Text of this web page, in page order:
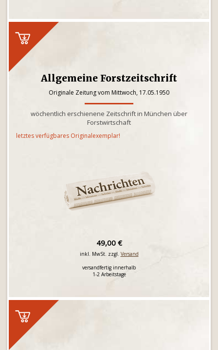
Allgemeine Forstzeitschrift
Originale Zeitung vom Mittwoch, 17.05.1950
wöchentlich erschienene Zeitschrift in München über
Forstwirtschaft
letztes verfügbares Originalexemplar!
49,00 €
inkl. MwSt. zzgl. Versand
versandfertig innerhalb
1-2 Arbeitstage